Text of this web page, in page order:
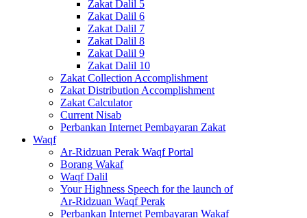
Zakat Dalil 5
Zakat Dalil 6
Zakat Dalil 7
Zakat Dalil 8
Zakat Dalil 9
Zakat Dalil 10
Zakat Collection Accomplishment
Zakat Distribution Accomplishment
Zakat Calculator
Current Nisab
Perbankan Internet Pembayaran Zakat
Waqf
Ar-Ridzuan Perak Waqf Portal
Borang Wakaf
Waqf Dalil
Your Highness Speech for the launch of
Ar-Ridzuan Waqf Perak
Perbankan Internet Pembayaran Wakaf